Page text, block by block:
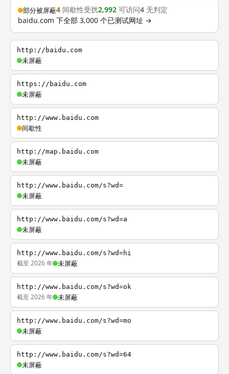
部分被屏蔽4 间歇性受扰2,992 可访问4 无判定
baidu.com 下全部 3,000 个已测试网址 →
http://baidu.com
未屏蔽
https://baidu.com
未屏蔽
http://www.baidu.com
间歇性
http://map.baidu.com
未屏蔽
http://www.baidu.com/s?wd=
未屏蔽
http://www.baidu.com/s?wd=a
未屏蔽
http://www.baidu.com/s?wd=hi
截至 2026 年 未屏蔽
http://www.baidu.com/s?wd=ok
截至 2026 年 未屏蔽
http://www.baidu.com/s?wd=mo
未屏蔽
http://www.baidu.com/s?wd=64
未屏蔽